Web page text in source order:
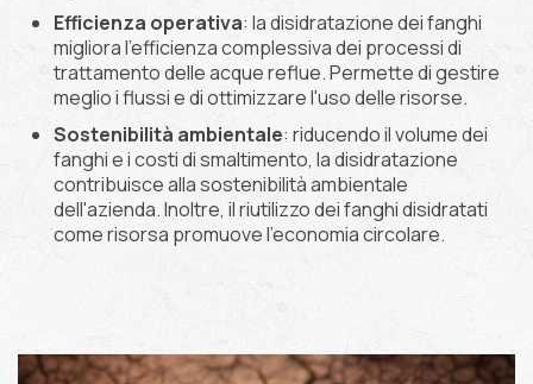
Efficienza operativa: la disidratazione dei fanghi
migliora l'efficienza complessiva dei processi di
trattamento delle acque reflue. Permette di gestire
meglio i flussi e di ottimizzare l'uso delle risorse.
Sostenibilità ambientale: riducendo il volume dei
fanghi e i costi di smaltimento, la disidratazione
contribuisce alla sostenibilità ambientale
dell'azienda. Inoltre, il riutilizzo dei fanghi disidratati
come risorsa promuove l'economia circolare.